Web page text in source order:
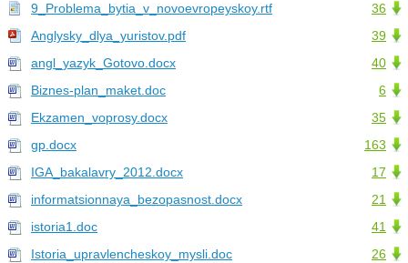
36
9_Problema_bytia_v_novoevropeyskoy.rtf
39
Anglysky_dlya_yuristov.pdf
40
angl_yazyk_Gotovo.docx
6
Biznes-plan_maket.doc
35
Ekzamen_voprosy.docx
163
gp.docx
17
IGA_bakalavry_2012.docx
21
informatsionnaya_bezopasnost.docx
41
istoria1.doc
26
Istoria_upravlencheskoy_mysli.doc